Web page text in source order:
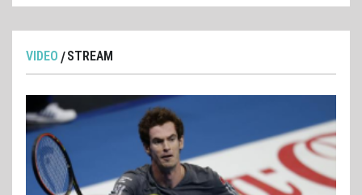
VIDEO STREAM